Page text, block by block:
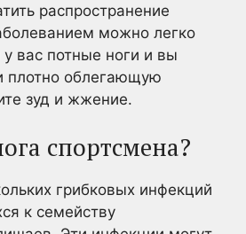
распространение
можно легко
у вас потные ноги и вы
плотно облегающую
зуд и жжение.
спортсмена?
грибковых инфекций
к семейству